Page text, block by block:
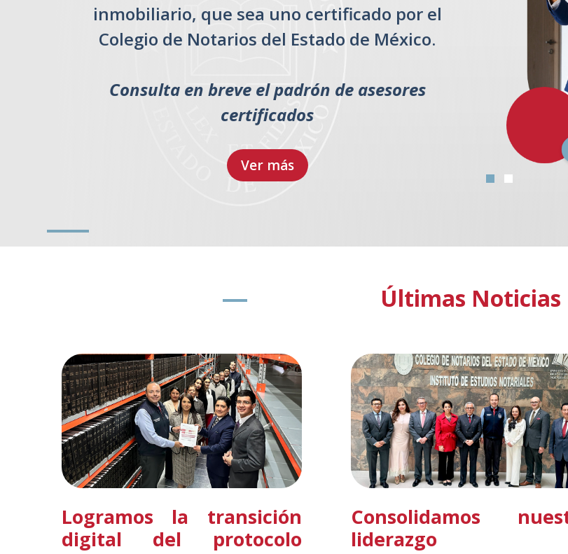
inmobiliario, que sea uno certificado por el
Colegio de Notarios del Estado de México.
Consulta en breve el padrón de asesores
certificados
Ver más
Últimas Noticias
Logramos la transición
digital del protocolo
Consolidamos
liderazgo